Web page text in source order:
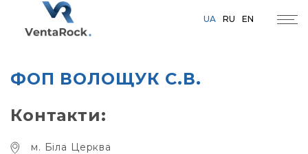
UA RU EN
ФОП ВОЛОЩУК С.В.
Контакти:
м. Біла Церква